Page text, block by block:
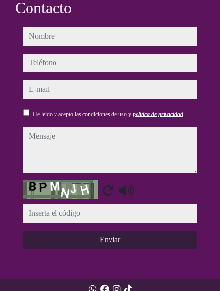
Contacto
nombre
teléfono
e-mail
He leído y acepto las condiciones de uso y política de privacidad
mensaje
Captcha
Enviar